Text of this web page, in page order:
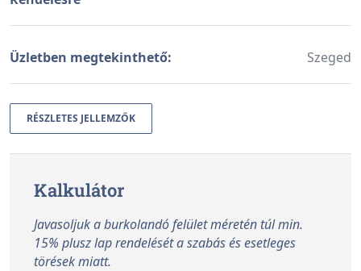
Üzletben megtekinthető: Szeged
RÉSZLETES JELLEMZŐK
Kalkulátor
Javasoljuk a burkolandó felület méretén túl min.
15% plusz lap rendelését a szabás és esetleges
törések miatt.